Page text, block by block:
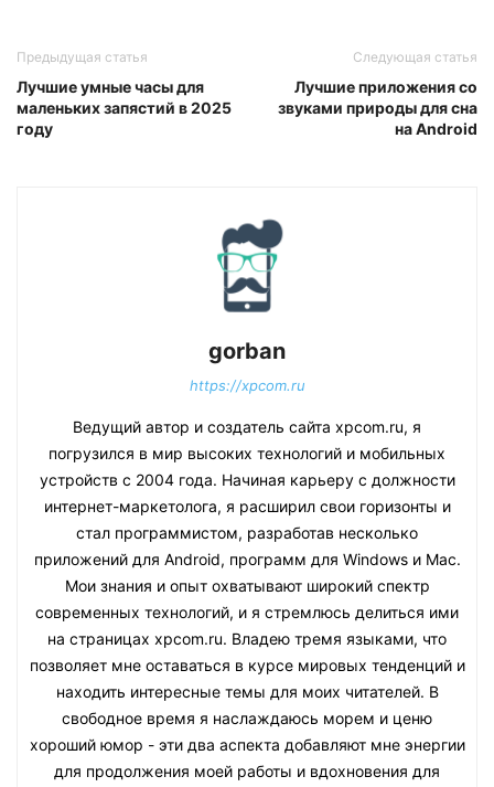
Предыдущая статья
Лучшие умные часы для
маленьких запястий в 2025
году
Следующая статья
Лучшие приложения со
звуками природы для сна
на Android
gorban
https://xpcom.ru
Ведущий автор и создатель сайта xpcom.ru, я
погрузился в мир высоких технологий и мобильных
устройств с 2004 года. Начиная карьеру с должности
интернет-маркетолога, я расширил свои горизонты и
стал программистом, разработав несколько
приложений для Android, программ для Windows и Mac.
Мои знания и опыт охватывают широкий спектр
современных технологий, и я стремлюсь делиться ими
на страницах xpcom.ru. Владею тремя языками, что
позволяет мне оставаться в курсе мировых тенденций и
находить интересные темы для моих читателей. В
свободное время я наслаждаюсь морем и ценю
хороший юмор - эти два аспекта добавляют мне энергии
для продолжения моей работы и вдохновения для